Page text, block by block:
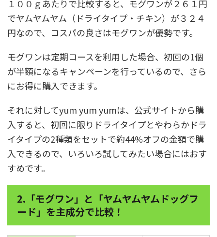
１００ｇあたりで比較すると、モグワンが２６１円
でヤムヤムヤム（ドライタイプ・チキン）が３２４
円なので、コスパの良さはモグワンが優勢です。
モグワンは定期コースを利用した場合、初回の1個
が半額になるキャンペーンを行っているので、さら
にお得に購入できます。
それに対してyum yum yumは、公式サイトから購
入すると、初回に限りドライタイプとやわらかドラ
イタイプの2種類をセットで約44%オフの金額で購
入できるので、いろいろ試してみたい場合にはおす
すめです。
2.「モグワン」と「ヤムヤムヤムドッグフ
ード」を主成分で比較！